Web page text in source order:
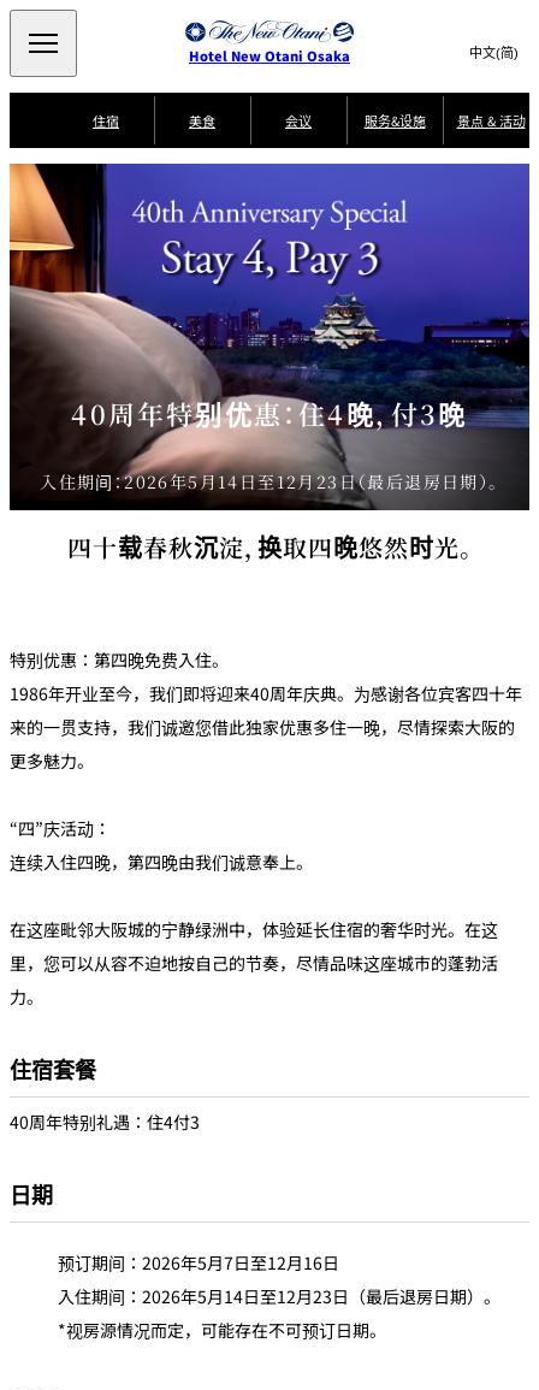
Hotel New Otani Osaka Search
サ
ト
内
検
閉
言
切
替
え
メ
JP(日本語)
EN
中文(简)
한국어(한국어)
Select Language
住宿
服
务
指
南
服 早
T
er
m
s
a
n
n
di
ti
n
s
f
c
c
io
C
o
n
tr
美食
美食
SATSUKI SAKURA Keyaki
NAKAJIMA 乾山
叙々苑 游玄
藤尾 大观苑 Mikan
SATSUKI
LOUNGE
Patisserie
SATSUKI CASTLE 四季天空酒廊 客房服务
会议 服务&设施 景点 & 活动
景
&
活
动
40周年特别优惠：住4晚，付3晚
入住期间：2026年5月14日至12月23日（最后退房日期）。
四十载春秋沉淀，换取四晚悠然时光。
特别优惠：第四晚免费入住。
1986年开业至今，我们即将迎来40周年庆典。为感谢各位宾客四十年
来的一贯支持，我们诚邀您借此独家优惠多住一晚，尽情探索大阪的
更多魅力。
“四”庆活动：
连续入住四晚，第四晚由我们诚意奉上。
在这座毗邻大阪城的宁静绿洲中，体验延长住宿的奢华时光。在这
里，您可以从容不迫地按自己的节奏，尽情品味这座城市的蓬勃活
力。
住宿套餐
40周年特别礼遇：住4付3
日期
预订期间：2026年5月7日至12月16日
入住期间：2026年5月14日至12月23日（最后退房日期）。
*视房源情况而定，可能存在不可预订日期。